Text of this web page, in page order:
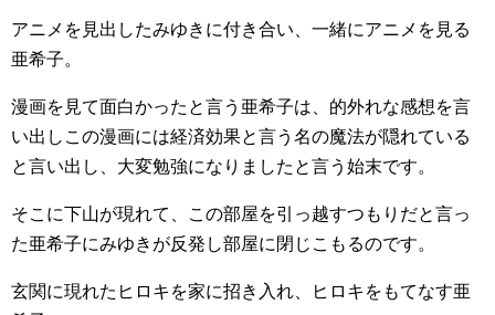
アニメを見出したみゆきに付き合い、一緒にアニメを見る
亜希子。
漫画を見て面白かったと言う亜希子は、的外れな感想を言
い出しこの漫画には経済効果と言う名の魔法が隠れている
と言い出し、大変勉強になりましたと言う始末です。
そこに下山が現れて、この部屋を引っ越すつもりだと言っ
た亜希子にみゆきが反発し部屋に閉じこもるのです。
玄関に現れたヒロキを家に招き入れ、ヒロキをもてなす亜